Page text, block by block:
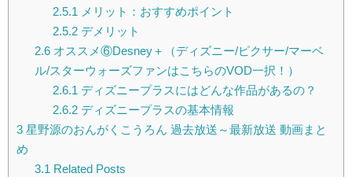
2.5.1メリット：おすすめポイント
2.5.2デメリット
2.6オススメ⑥Desney＋（ディズニー/ピクサー/マーベ
ル/スターウォーズファンはこちらのVOD一択！）
2.6.1ディズニープラスにはどんな作品があるの？
2.6.2ディズニープラスの基本情報
3 星野源のおんがくこうろん 過去放送～最新放送 動画まと
め
3.1Related Posts